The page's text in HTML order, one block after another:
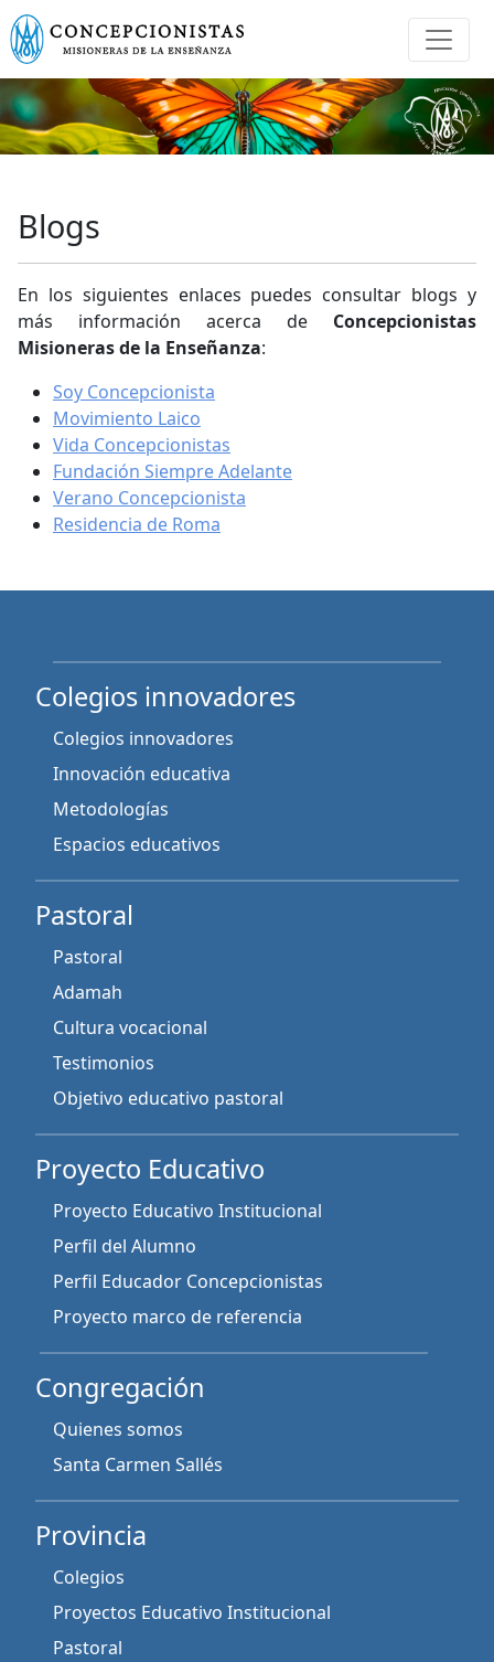
Blogs
En los siguientes enlaces puedes consultar blogs y
más información acerca de Concepcionistas
Misioneras de la Enseñanza:
Soy Concepcionista
Movimiento Laico
Vida Concepcionistas
Fundación Siempre Adelante
Verano Concepcionista
Residencia de Roma
Colegios innovadores
Colegios innovadores
Innovación educativa
Metodologías
Espacios educativos
Pastoral
Pastoral
Adamah
Cultura vocacional
Testimonios
Objetivo educativo pastoral
Proyecto Educativo
Proyecto Educativo Institucional
Perfil del Alumno
Perfil Educador Concepcionistas
Proyecto marco de referencia
Congregación
Quienes somos
Santa Carmen Sallés
Provincia
Colegios
Proyectos Educativo Institucional
Pastoral